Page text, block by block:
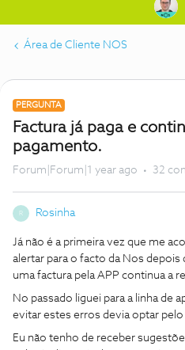
Área de Cliente NOS
PERGUNTA
Factura já paga e
pagamento.
Forum|Forum|1 year ago 32
R Rosinha
Já não é a primeira vez que me
alertar para o facto da Nos
uma factura pela APP continua a
No passado liguei para a linha de
evitar estes erros devia optar
Eu não tenho de receber